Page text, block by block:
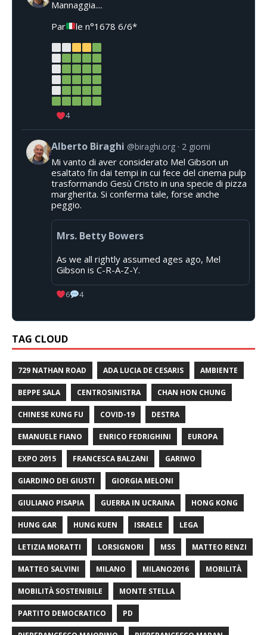
Mannaggia....
Par
le n°1678 6/6*
4
Alberto Biraghi @biraghi.org 2 giorni
Mi vanto di aver considerato Mel Gibson un
esaltato fin dai tempi in cui fece del cinema pulp
trasformando Gesù Cristo in una specie di pizza
margherita. Si conferma tale, forse anche
peggio.
Mrs. Betty Bowers
As we all rightly assumed ages ago, Mel
Gibson is C-R-A-Z-Y.
6 4
TAG CLOUD
729 NATHAN ROAD ADA LUCIA DE CESARIS AMBIENTE
BEPPE SALA CENTROSINISTRA CHAN HON CHUNG
CHINESE KUNG FU COVID-19 DESTRA
EMANUELE FIANO ENRICO FEDRIGHINI EUROPA
EXPO 2015 FRANCESCA BALZANI GARIWO
GIARDINO DEI GIUSTI GIORGIA MELONI
GIULIANO PISAPIA GUERRA IN UCRAINA HONG KONG
HUNG GAR HUNG KUEN ISRAELE LEGA
LETIZIA MORATTI LORSIGNORI M5S MATTEO RENZI
MATTEO SALVINI MILANO MILANO2016 MOBILITÀ
MOBILITÀ SOSTENIBILE MONTE STELLA
PARTITO DEMOCRATICO PD